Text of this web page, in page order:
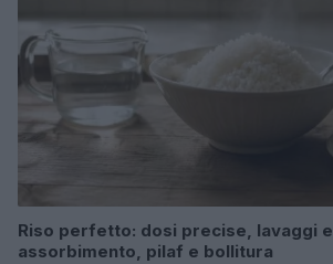
Riso perfetto: dosi precise, lavaggi
assorbimento, pilaf e bollitura